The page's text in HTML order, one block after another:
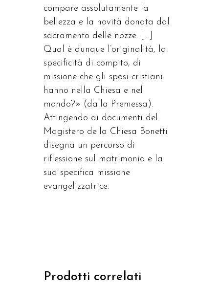
compare assolutamente la
bellezza e la novità donata dal
sacramento delle nozze. […]
Qual è dunque l’originalità, la
specificità di compito, di
missione che gli sposi cristiani
hanno nella Chiesa e nel
mondo?» (dalla Premessa).
Attingendo ai documenti del
Magistero della Chiesa Bonetti
disegna un percorso di
riflessione sul matrimonio e la
sua specifica missione
evangelizzatrice.
Prodotti correlati